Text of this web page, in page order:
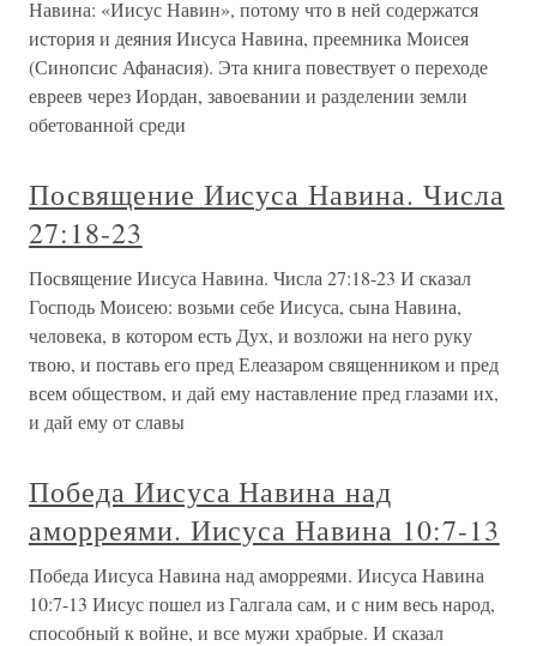
Навина: «Иисус Навин», потому что в ней содержатся
история и деяния Иисуса Навина, преемника Моисея
(Синопсис Афанасия). Эта книга повествует о переходе
евреев через Иордан, завоевании и разделении земли
обетованной среди
Посвящение Иисуса Навина. Числа
27:18-23
Посвящение Иисуса Навина. Числа 27:18-23 И сказал
Господь Моисею: возьми себе Иисуса, сына Навина,
человека, в котором есть Дух, и возложи на него руку
твою, и поставь его пред Елеазаром священником и пред
всем обществом, и дай ему наставление пред глазами их,
и дай ему от славы
Победа Иисуса Навина над
аморреями. Иисуса Навина 10:7-13
Победа Иисуса Навина над аморреями. Иисуса Навина
10:7-13 Иисус пошел из Галгала сам, и с ним весь народ,
способный к войне, и все мужи храбрые. И сказал